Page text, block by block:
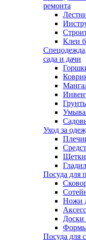
ремонта
Клеи
сада и дачи
Уход за
Посуда для
Ножи
Доски
Формы
Посуда для